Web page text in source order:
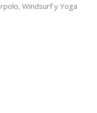
Windsurf y Yoga